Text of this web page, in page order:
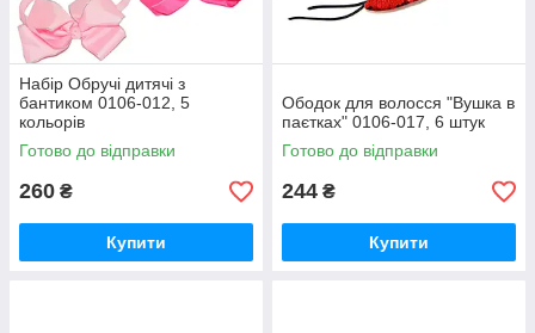
Набір Обручі дитячі з
бантиком 0106-012, 5
кольорів
Готово до відправки
260 ₴
Купити
Ободок для волосся "Вушка в
паєтках" 0106-017, 6 штук
Готово до відправки
244 ₴
Купити